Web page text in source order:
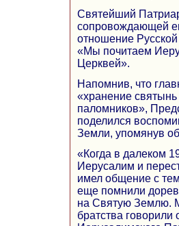
Святейший
сопровождающей
отношение
«Мы почитаем
Церквей».
Напомнив, что
«хранение
паломников»,
поделился
Земли, упомянув
«Когда в далеком
Иерусалим и
имел общение с
еще помнили
на Святую Землю.
братства